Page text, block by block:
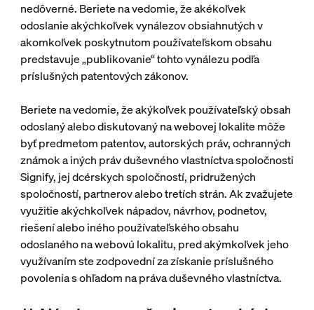
nedôverné. Beriete na vedomie, že akékoľvek
odoslanie akýchkoľvek vynálezov obsiahnutých v
akomkoľvek poskytnutom používateľskom obsahu
predstavuje „publikovanie“ tohto vynálezu podľa
príslušných patentových zákonov.
Beriete na vedomie, že akýkoľvek používateľský obsah
odoslaný alebo diskutovaný na webovej lokalite môže
byť predmetom patentov, autorských práv, ochranných
známok a iných práv duševného vlastníctva spoločnosti
Signify, jej dcérskych spoločností, pridružených
spoločností, partnerov alebo tretích strán. Ak zvažujete
využitie akýchkoľvek nápadov, návrhov, podnetov,
riešení alebo iného používateľského obsahu
odoslaného na webovú lokalitu, pred akýmkoľvek jeho
využívaním ste zodpovední za získanie príslušného
povolenia s ohľadom na práva duševného vlastníctva.